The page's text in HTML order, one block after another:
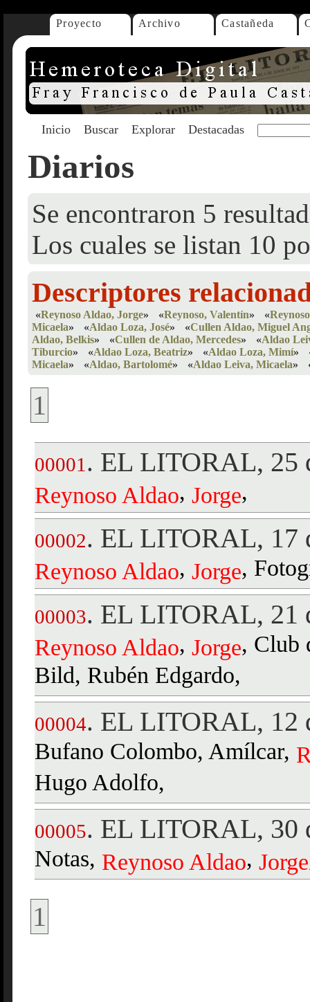
Proyecto Archivo Castañeda
Inicio Buscar Explorar Destacadas
Diarios
Se encontraron 5
Los cuales se listan 10
Descriptores
«Reynoso Aldao, Jorge» «Reynoso, Valentín» «
Micaela» «Aldao Loza, José» «Cullen Aldao, Miguel
Aldao, Belkis» «Cullen de Aldao, Mercedes» «Aldao
Tiburcio» «Aldao Loza, Beatriz» «Aldao Loza, Mimí»
Micaela» «Aldao, Bartolomé» «Aldao Leiva, Micaela»
1
00001 . EL LITORAL, 25
Reynoso Aldao, Jorge,
00002. EL LITORAL, 17
Reynoso Aldao, Jorge,
00003. EL LITORAL, 21
Reynoso Aldao, Jorge, Club
Bild, Rubén Edgardo,
00004. EL LITORAL, 12
Bufano Colombo, Amílcar,
Hugo Adolfo,
00005. EL LITORAL, 30
Notas, Reynoso Aldao, Jorge
1